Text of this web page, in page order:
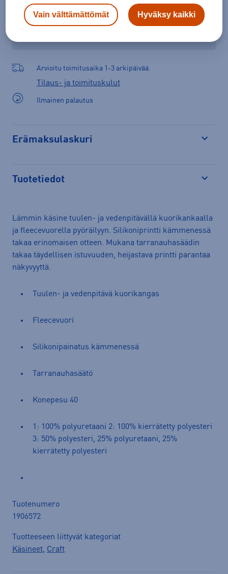
Verkkokauppa: SaatavillaMyymälät: Saatavilla
Arvioitu toimitusaika 1-3 arkipäivää.
Tilaus- ja toimituskulut
Ilmainen palautus
Erämaksulaskuri
Tuotetiedot
Lämmin käsine tuulen- ja vedenpitävällä kuorikankaalla
ja fleecevuorella pyöräilyyn. Silikoniprintti kämmenessä
takaa erinomaisen otteen. Mukana tarranauhasäädin
takaa täydellisen istuvuuden, heijastava printti parantaa
näkyvyyttä.
Tuulen- ja vedenpitävä kuorikangas
Fleecevuori
Silikonipainatus kämmenessä
Tarranauhasäätö
Konepesu 40
1: 100% polyuretaani 2: 100% kierrätetty polyesteri
3: 50% polyesteri, 25% polyuretaani, 25%
kierrätetty polyesteri
Tuotenumero
1906572
Tuotteeseen liittyvät kategoriat
Käsineet, Craft
Vain välttämättömät Hyväksy kaikki